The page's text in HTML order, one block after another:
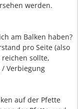
werden.
am Balken haben?
pro Seite (also
sollte,
Verbiegung
auf der Pfette